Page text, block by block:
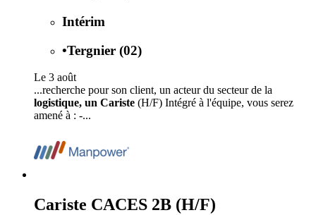
Intérim
•Tergnier (02)
Le 3 août
...recherche pour son client, un acteur du secteur de la
logistique, un Cariste (H/F) Intégré à l'équipe, vous serez
amené à : -...
Cariste CACES 2B (H/F)